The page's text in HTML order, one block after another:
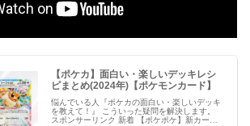
【ポケカ】面白い・楽しいデッキレシ
ピまとめ(2024年)【ポケモンカード】
悩んでいる人『ポケカの面白い・楽しいデッキ
を教えて！』 こういった疑問を解決します。
スポンサーリンク 新着 【ポケポケ】新カー